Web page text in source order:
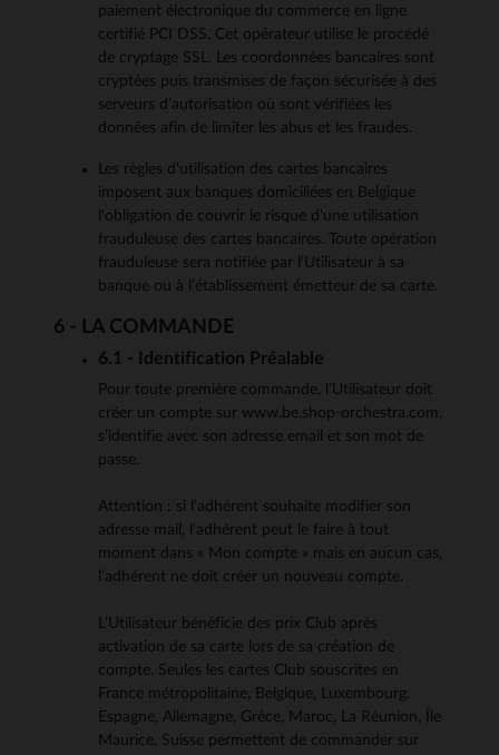
paiement électronique du commerce en ligne
certifié PCI DSS. Cet opérateur utilise le procédé
de cryptage SSL. Les coordonnées bancaires sont
cryptées puis transmises de façon sécurisée à des
serveurs d’autorisation où sont vérifiées les
données afin de limiter les abus et les fraudes.
Les règles d'utilisation des cartes bancaires
imposent aux banques domiciliées en Belgique
l'obligation de couvrir le risque d'une utilisation
frauduleuse des cartes bancaires. Toute opération
frauduleuse sera notifiée par l’Utilisateur à sa
banque ou à l’établissement émetteur de sa carte.
6 - LA COMMANDE
6.1 - Identification Préalable
Pour toute première commande, l’Utilisateur doit
créer un compte sur www.be.shop-orchestra.com,
s’identifie avec son adresse email et son mot de
passe.
Attention : si l’adhérent souhaite modifier son
adresse mail, l’adhérent peut le faire à tout
moment dans « Mon compte » mais en aucun cas,
l’adhérent ne doit créer un nouveau compte.
L’Utilisateur bénéficie des prix Club après
activation de sa carte lors de sa création de
compte. Seules les cartes Club souscrites en
France métropolitaine, Belgique, Luxembourg,
Espagne, Allemagne, Grèce, Maroc, La Réunion, Île
Maurice, Suisse permettent de commander sur